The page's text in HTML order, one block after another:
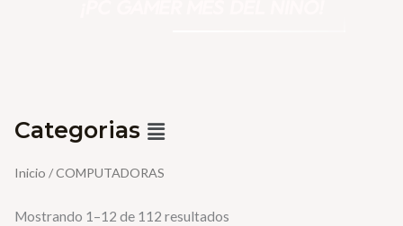
Categorias Menú
Inicio / COMPUTADORAS
Mostrando 1–12 de 112 resultados